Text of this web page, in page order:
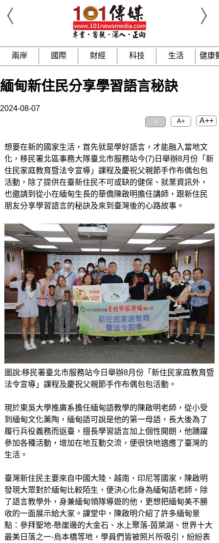
兩岸 國際 財經 科技 生活 健康
緬甸新住民分享學習語言秘訣
2024-08-07
A A+ A++
想要在新的國家生活，首先就是學好語言，才能融入當地文
化，移民署北區事務大隊臺北市服務站今(7)日舉辦8月份「新
住民家庭教育暨法令宣導」課程及慶祝父親節手作布偶包包
活動，除了提供在臺新住民不可或缺的健保、就業資訊外，
也邀請到從小在緬甸生長的華僑陳啟明擔任講師，跟新住民
朋友分享學習語言的秘訣及來到臺灣後的心路故事。
圖說:移民署臺北市服務站今日舉辦8月份「新住民家庭教育暨
法令宣導」課程及慶祝父親節手作布偶包包活動。
現於東吳大學推廣系擔任緬甸語教學的陳啟明老師，從小受
到緬甸文化薰陶，緬甸語可說是他的第一母語，長大後為了
履行兵役義務而返臺，擅長學習語言加上個性開朗，他踴躍
參加各種活動，增加在地互動交流，便很快地適應了臺灣的
生活。
臺灣新住民主要來自中國大陸、越南、印尼等國家，陳啟明
發現大眾對於緬甸比較陌生，便決心化身為緬甸語老師，除
了語言教學外，身兼緬甸領隊導遊的他，更想把緬甸美不勝
收的一面展示給大家。課堂中，陳啟明介紹了許多緬甸景
點：參拜聖地-懸崖邊的大金石、水上聚落-茵萊湖、世界十大
最美日落之一-烏本橋等地，學員們皆被照片所吸引，紛紛表